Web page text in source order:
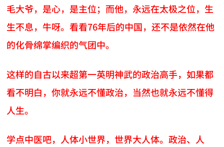
毛大爷，是心，是主位；而他，永远在太极之位，生
生不息，牛呀。看看76年后的中国，还不是依然在他
的化骨绵掌编织的气团中。
这样的自古以来超第一英明神武的政治高手，如果都
看不明白，你就永远不懂政治，当然也就永远不懂得
人生。
学点中医吧，人体小世界，世界大人体。政治、人